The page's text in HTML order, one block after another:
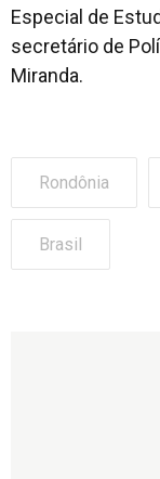
Especial de
secretário de
Miranda.
Rondônia
Brasil